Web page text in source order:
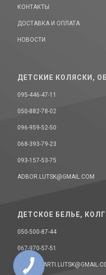
КОНТАКТЫ
ДОСТАВКА И ОПЛАТА
НОВОСТИ
ДЕТСКИЕ КОЛЯСКИ,
095-446-47-11
050-882-78-02
096-959-52-50
068-393-79-23
093-157-53-75
ADBOR.LUTSK@GMAIL.COM
ДЕТСКОЕ БЕЛЬЕ,
050-500-87-44
067-970-57-51